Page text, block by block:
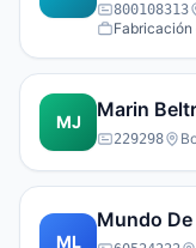
800108313
MJ
Marin
229298
ML
Mundo